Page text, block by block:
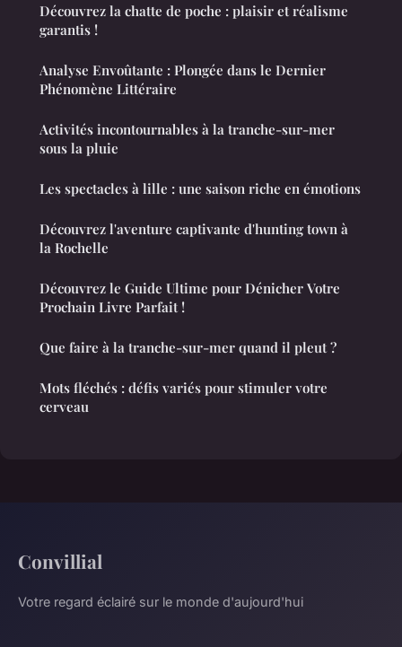
Découvrez la chatte de poche : plaisir et réalisme
garantis !
Analyse Envoûtante : Plongée dans le Dernier
Phénomène Littéraire
Activités incontournables à la tranche-sur-mer
sous la pluie
Les spectacles à lille : une saison riche en émotions
Découvrez l'aventure captivante d'hunting town à
la Rochelle
Découvrez le Guide Ultime pour Dénicher Votre
Prochain Livre Parfait !
Que faire à la tranche-sur-mer quand il pleut ?
Mots fléchés : défis variés pour stimuler votre
cerveau
Convillial
Votre regard éclairé sur le monde d'aujourd'hui